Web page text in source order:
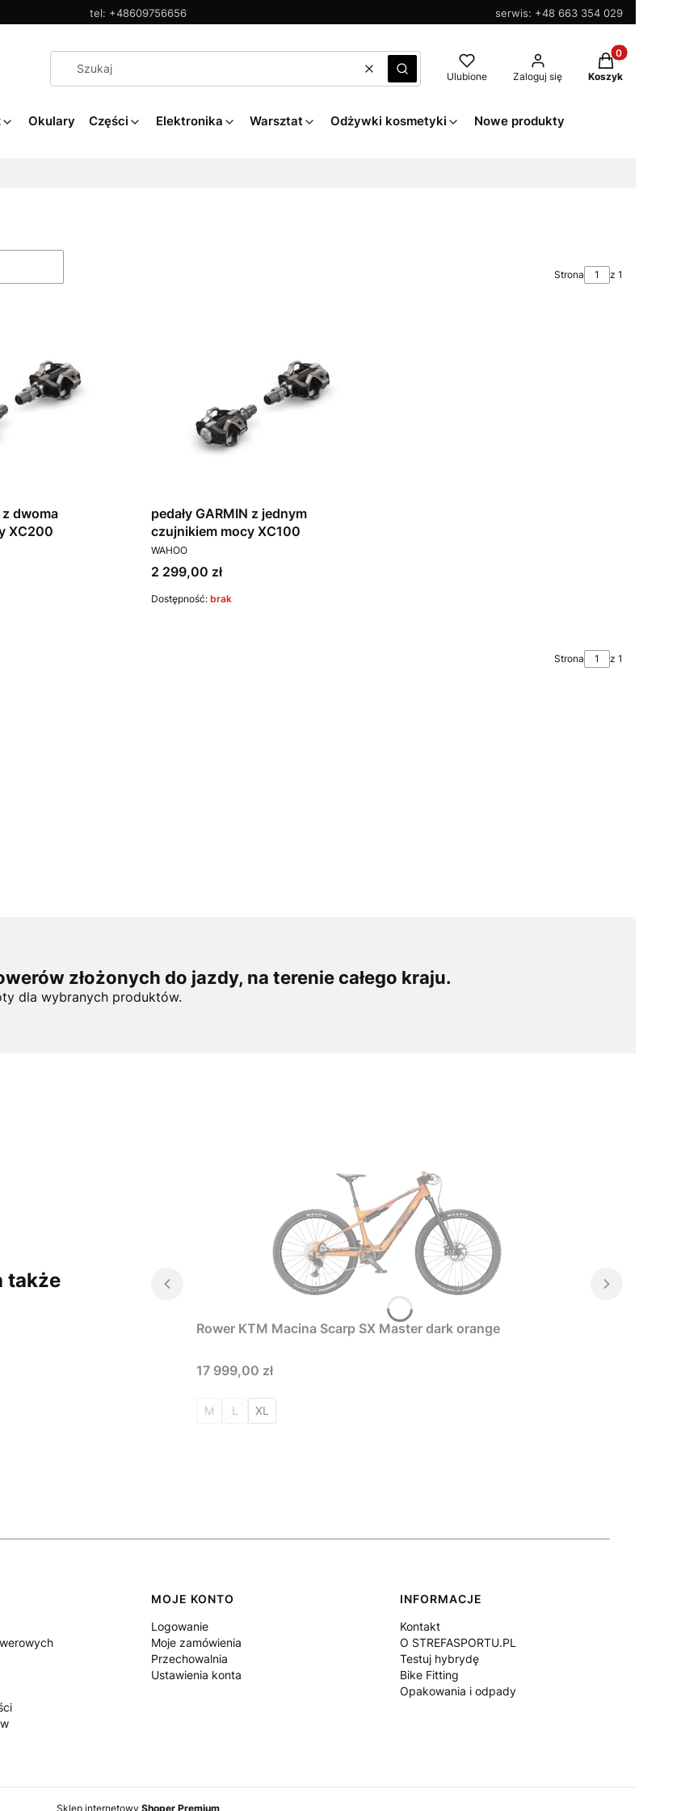
tel: +48609756656 serwis: +48 663 354 029
WyczyśćSzukaj Ulubione Zaloguj się
Produkty w
Koszyk
Okulary Części Elektronika Warsztat Odżywki kosmetyki Nowe produkty
Strona z 1
z dwoma
XC200
pedały GARMIN z jednym
czujnikiem mocy XC100
PRODUCENT
WAHOO
Cena
2 299,00 zł
Dostępność: brak
Strona z 1
złożonych do jazdy, na terenie całego kraju.
dla wybranych produktów.
także
Rower KTM Macina Scarp SX Master dark orange
Cena
17 999,00 zł
M L XL
MOJE KONTO
Logowanie
Moje zamówienia
Przechowalnia
Ustawienia konta
INFORMACJE
Kontakt
O STREFASPORTU.PL
Testuj hybrydę
Bike Fitting
Opakowania i odpady
Sklep internetowy Shoper Premium